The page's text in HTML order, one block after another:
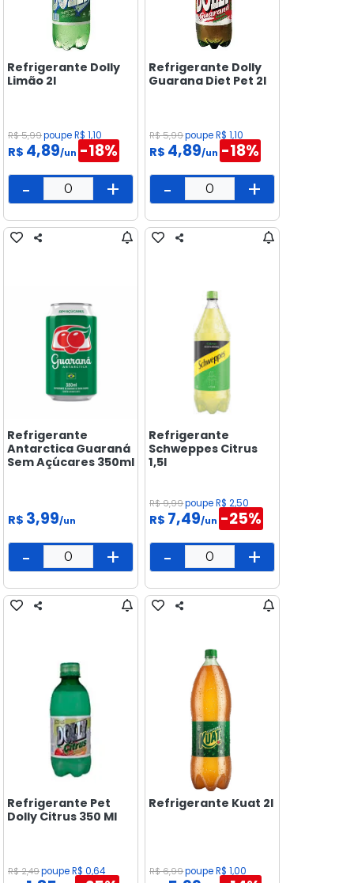
Refrigerante Dolly
Limão 2l
R$ 5,99poupe R$ 1,10
R$ 4,89/un -18%
- +
Refrigerante Dolly
Guarana Diet Pet 2l
R$ 5,99poupe R$ 1,10
R$ 4,89/un -18%
- +
Refrigerante
Antarctica Guaraná
Sem Açúcares 350ml
R$ 3,99/un
- +
Refrigerante
Schweppes Citrus
1,5l
R$ 9,99poupe R$ 2,50
R$ 7,49/un -25%
- +
Refrigerante Pet
Dolly Citrus 350 Ml
R$ 2,49poupe R$ 0,64
Refrigerante Kuat 2l
R$ 6,99poupe R$ 1,00